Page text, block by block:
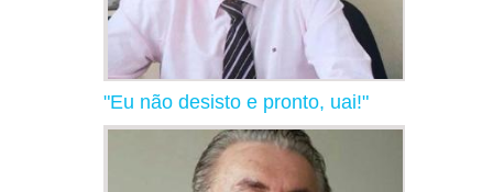
"Eu não desisto e pronto, uai!"